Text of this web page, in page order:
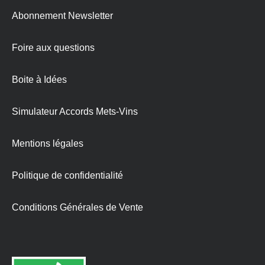
Abonnement Newsletter
Foire aux questions
Boite à Idées
Simulateur Accords Mets-Vins
Mentions légales
Politique de confidentialité
Conditions Générales de Vente